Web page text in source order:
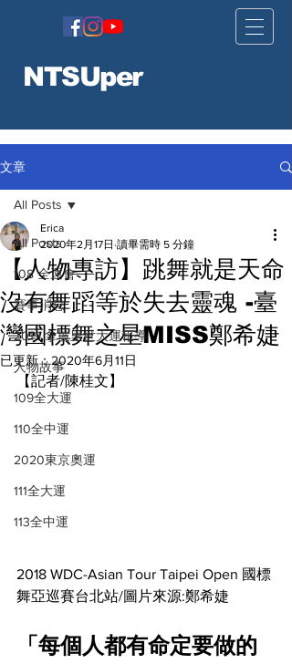
NTSUper
文章
All Posts
108 全運會
賽事消息
2019 拿坡里世大運報導
人物故事
109全大運
110全中運
2020東京奧運
111全大運
113全中運
All Posts
【人物專訪】跳舞就是天命
沒有舞蹈等於失去靈魂 -臺
灣國標舞之星MISS鄭希婕
Erica
2020年2月17日 讀畢需時 5 分鐘
已更新：2020年6月11日
【記者/陳桂文】
2018 WDC-Asian Tour Taipei Open 國標
舞亞巡賽台北站/圖片來源:鄭希婕
「每個人都有命定要做的